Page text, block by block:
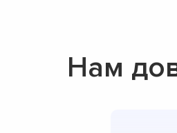
Нам